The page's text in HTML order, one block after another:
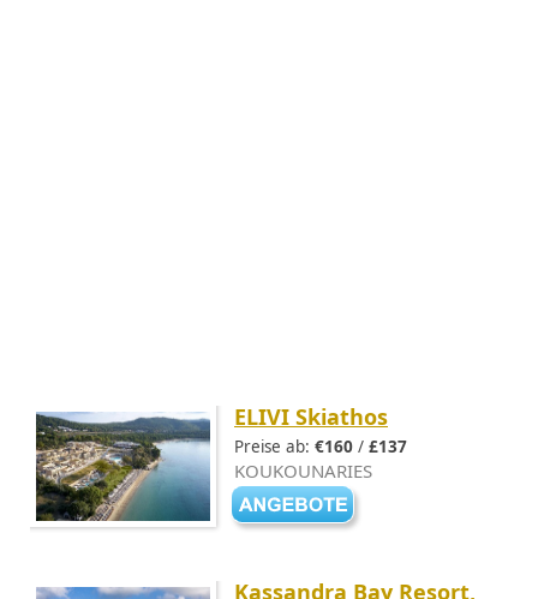
ELIVI Skiathos
Preise ab: €160 / £137
KOUKOUNARIES
Kassandra Bay Resort,